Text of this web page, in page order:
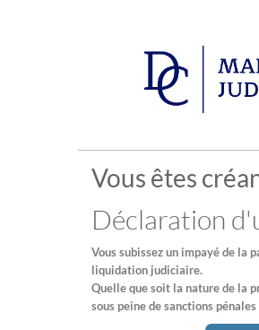
Vous êtes
Déclaration
Vous subissez un impayé de la
liquidation judiciaire.
Quelle que soit la nature de la
sous peine de sanctions